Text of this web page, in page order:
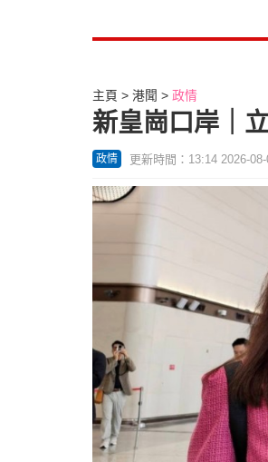
主頁 港聞 政情
新皇崗口岸｜
政情 更新時間：13:14 2026-